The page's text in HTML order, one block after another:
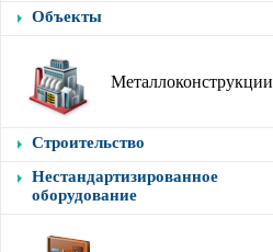
Объекты
Металлоконструкции
Строительство
Нестандартизированное
оборудование